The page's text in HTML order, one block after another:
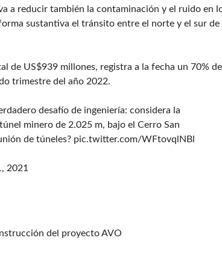
a reducir también la contaminación y el ruido en
sustantiva el tránsito entre el norte y el sur de
de US$939 millones, registra a la fecha un 70% de
trimestre del año 2022.
desafío de ingeniería: considera la
minero de 2.025 m, bajo el Cerro San
de túneles? pic.twitter.com/WFtovqlNBl
2021
del proyecto AVO